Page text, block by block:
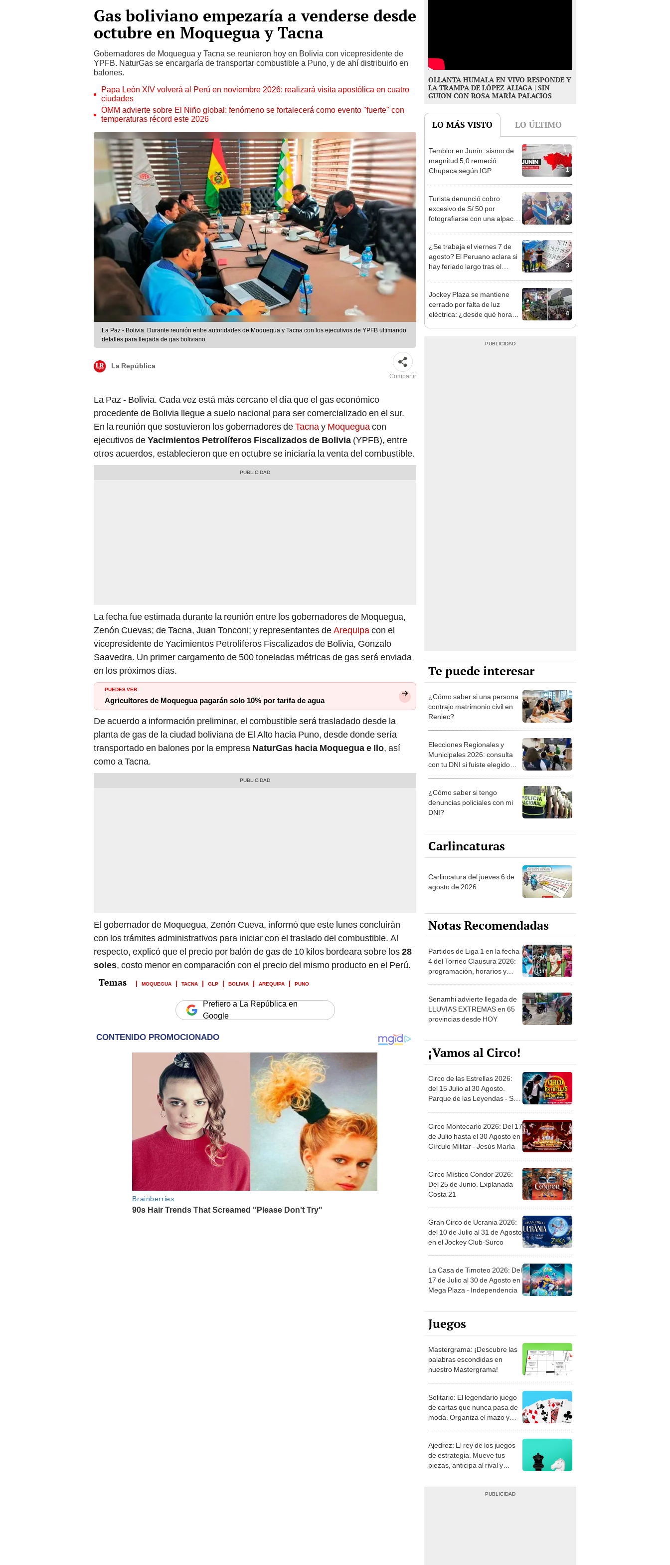
Gas boliviano empezaría a venderse desde
octubre en Moquegua y Tacna
Gobernadores de Moquegua y Tacna se reunieron hoy en Bolivia con vicepresidente de
YPFB. NaturGas se encargaría de transportar combustible a Puno, y de ahí distribuirlo en
balones.
Papa León XIV volverá al Perú en noviembre 2026: realizará visita apostólica en cuatro
ciudades
OMM advierte sobre El Niño global: fenómeno se fortalecerá como evento "fuerte" con
temperaturas récord este 2026
La Paz - Bolivia. Durante reunión entre autoridades de Moquegua y Tacna con los ejecutivos de YPFB ultimando
detalles para llegada de gas boliviano.
La República
Compartir
La Paz - Bolivia. Cada vez está más cercano el día que el gas económico
procedente de Bolivia llegue a suelo nacional para ser comercializado en el sur.
En la reunión que sostuvieron los gobernadores deTacnay Moqueguacon
ejecutivos deYacimientos Petrolíferos Fiscalizados de Bolivia (YPFB), entre
otros acuerdos, establecieron que en octubre se iniciaría la venta del combustible.
La fecha fue estimada durante la reunión entre los gobernadores de Moquegua,
Zenón Cuevas; de Tacna, Juan Tonconi; y representantes deArequipacon el
vicepresidente de Yacimientos Petrolíferos Fiscalizados de Bolivia, Gonzalo
Saavedra. Un primer cargamento de 500 toneladas métricas de gas será enviada
en los próximos días.
PUEDES VER:
Agricultores de Moquegua pagarán solo 10% por tarifa de agua
De acuerdo a información preliminar, el combustible será trasladado desde la
planta de gas de la ciudad boliviana de El Alto hacia Puno, desde donde sería
transportado en balones por la empresa NaturGas hacia Moquegua e Ilo, así
como a Tacna.
El gobernador de Moquegua, Zenón Cueva, informó que este lunes concluirán
con los trámites administrativos para iniciar con el traslado del combustible. Al
respecto, explicó que el precio por balón de gas de 10 kilos bordeara sobre los28
soles, costo menor en comparación con el precio del mismo producto en el Perú.
MOQUEGUA TACNA GLP BOLIVIA AREQUIPA PUNO
Prefiero a La República en
Google
OLLANTA HUMALA EN VIVO RESPONDE Y
LA TRAMPA DE LÓPEZ ALIAGA | SIN
GUION CON ROSA MARÍA PALACIOS
LO MÁS VISTO LO ÚLTIMO
1
Temblor en Junín: sismo de
magnitud 5,0 remeció
Chupaca según IGP
2
Turista denunció cobro
excesivo de S/ 50 por
fotografiarse con una alpaca
3
¿Se trabaja el viernes 7 de
agosto? El Peruano aclara si
hay feriado largo tras el
4
Jockey Plaza se mantiene
cerrado por falta de luz
eléctrica: ¿desde qué hora
Te puede interesar
¿Cómo saber si una persona
contrajo matrimonio civil en
Reniec?
Elecciones Regionales y
Municipales 2026: consulta
con tu DNI si fuiste elegido
la ONPE
¿Cómo saber si tengo
denuncias policiales con mi
DNI?
Carlincaturas
Carlincatura del jueves 6 de
agosto de 2026
Notas Recomendadas
Partidos de Liga 1 en la fecha
4 del Torneo Clausura 2026:
programación, horarios y
Senamhi advierte llegada de
LLUVIAS EXTREMAS en 65
provincias desde HOY
¡Vamos al Circo!
Circo de las Estrellas 2026:
del 15 Julio al 30 Agosto.
Parque de las Leyendas - San
Circo Montecarlo 2026: Del 17
de Julio hasta el 30 Agosto en
Círculo Militar - Jesús María
Circo Místico Condor 2026:
Del 25 de Junio. Explanada
Costa 21
Gran Circo de Ucrania 2026:
del 10 de Julio al 31 de Agosto
en el Jockey Club-Surco
La Casa de Timoteo 2026: Del
17 de Julio al 30 de Agosto en
Mega Plaza - Independencia
Juegos
Mastergrama: ¡Descubre las
palabras escondidas en
nuestro Mastergrama!
Solitario: El legendario juego
de cartas que nunca pasa de
moda. Organiza el mazo y
Ajedrez: El rey de los juegos
de estrategia. Mueve tus
piezas, anticipa al rival y